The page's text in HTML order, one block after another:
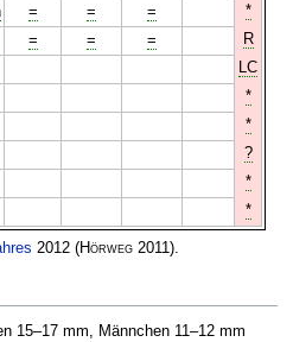
= = =
*
= = =
R
LC
*
*
?
*
*
2012 (Hörweg2011).
15–17 mm, Männchen 11–12 mm